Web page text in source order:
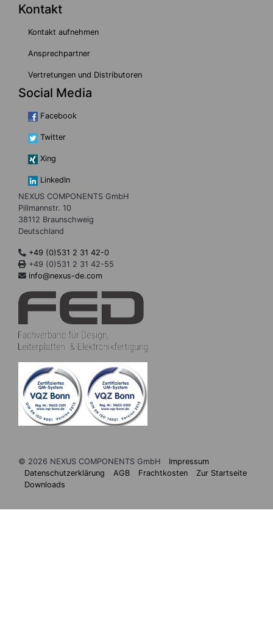
Kontakt
Kontakt aufnehmen
Ansprechpartner
Vertretungen und Distributoren
Social Media
Facebook
Twitter
Xing
LinkedIn
NEXUS COMPONENTS GmbH
Pillmannstr. 10
38112 Braunschweig
Deutschland
+49 (0)531 2 31 42-0
+49 (0)531 2 31 42-55
info@nexus-de.com
© 2026 NEXUS COMPONENTS GmbH
Impressum
Datenschutzerklärung
AGB Frachtkosten
Zur Startseite
Downloads